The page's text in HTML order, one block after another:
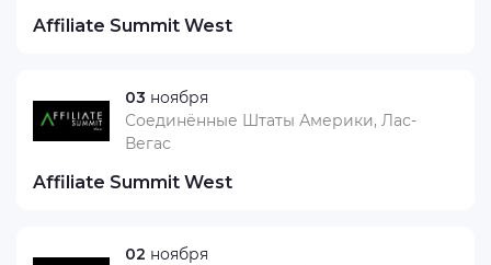
Affiliate Summit West
03 ноября
Affiliate Summit West
Соединённые Штаты Америки, Лас-
Вегас
02 ноября